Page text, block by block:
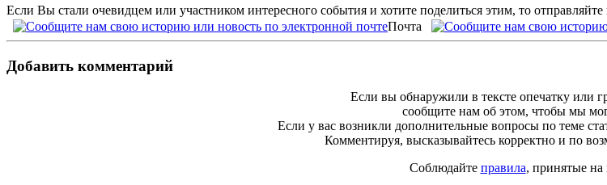
Если Вы стали очевидцем или участником интересного события и хотите поделиться этим, то
Почта
Добавить комментарий
Если вы обнаружили в тексте опечатку или
сообщите нам об этом, чтобы мы
Если у вас возникли дополнительные вопросы по теме
Комментируя, высказывайтесь корректно и по
Соблюдайте правила, принятые на